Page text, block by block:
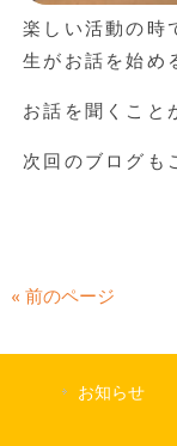
楽しい活動の時
生がお話を始め
お話を聞くこと
次回のブログも
« 前のページ
お知らせ